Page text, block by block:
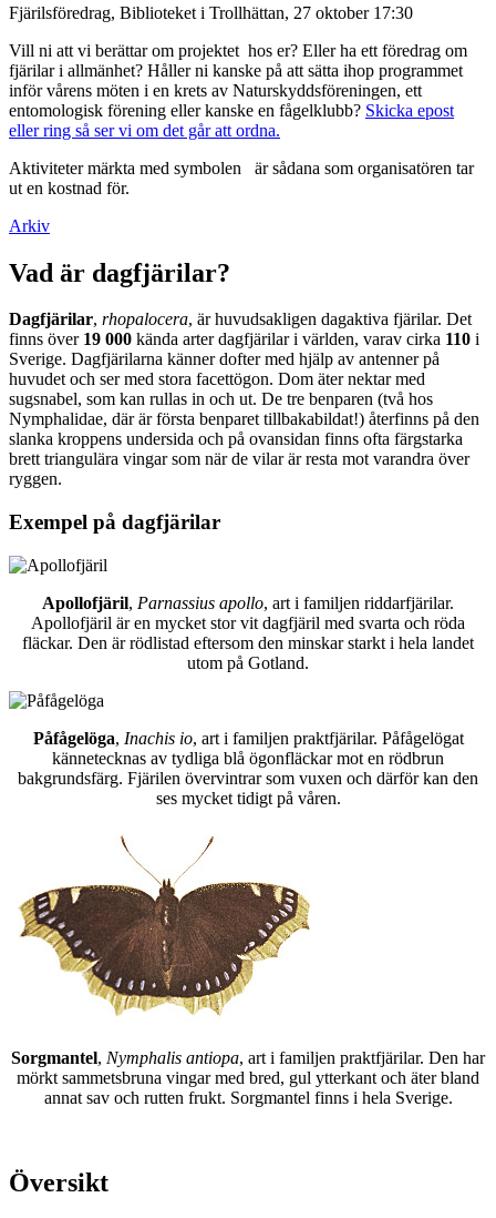
Fjärilsföredrag, Biblioteket i Trollhättan, 27 oktober 17:30
Vill ni att vi berättar om projektet hos er? Eller ha ett föredrag om
fjärilar i allmänhet? Håller ni kanske på att sätta ihop programmet
inför vårens möten i en krets av Naturskyddsföreningen, ett
entomologisk förening eller kanske en fågelklubb? Skicka epost
eller ring så ser vi om det går att ordna.
Aktiviteter märkta med symbolen
är sådana som organisatören tar
ut en kostnad för.
Arkiv
Vad är dagfjärilar?
Dagfjärilar, rhopalocera, är huvudsakligen dagaktiva fjärilar. Det
finns över 19 000 kända arter dagfjärilar i världen, varav cirka 110 i
Sverige. Dagfjärilarna känner dofter med hjälp av antenner på
huvudet och ser med stora facettögon. Dom äter nektar med
sugsnabel, som kan rullas in och ut. De tre benparen (två hos
Nymphalidae, där är första benparet tillbakabildat!) återfinns på den
slanka kroppens undersida och på ovansidan finns ofta färgstarka
brett triangulära vingar som när de vilar är resta mot varandra över
ryggen.
Exempel på dagfjärilar
Apollofjäril, Parnassius apollo, art i familjen riddarfjärilar.
Apollofjäril är en mycket stor vit dagfjäril med svarta och röda
fläckar. Den är rödlistad eftersom den minskar starkt i hela landet
utom på Gotland.
Påfågelöga, Inachis io, art i familjen praktfjärilar. Påfågelögat
kännetecknas av tydliga blå ögonfläckar mot en rödbrun
bakgrundsfärg. Fjärilen övervintrar som vuxen och därför kan den
ses mycket tidigt på våren.
Sorgmantel, Nymphalis antiopa, art i familjen praktfjärilar. Den har
mörkt sammetsbruna vingar med bred, gul ytterkant och äter bland
annat sav och rutten frukt. Sorgmantel finns i hela Sverige.
Översikt